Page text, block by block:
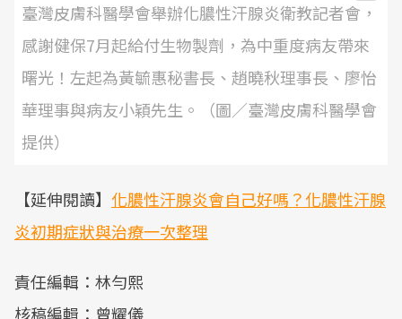
臺灣皮膚科醫學會舉辦化膿性汗腺炎衛教記者會，
感謝健保7月起給付生物製劑，為中重度病友帶來
曙光！左起為黃毓惠秘書長、趙曉秋理事長、廖怡
華理事與病友小穎先生。（圖／臺灣皮膚科醫學會
提供）
【延伸閱讀】 化膿性汗腺炎會自己好嗎？化膿性汗腺
炎初期症狀與治療一次整理
責任編輯：林勻熙
核稿編輯：曾耀儀